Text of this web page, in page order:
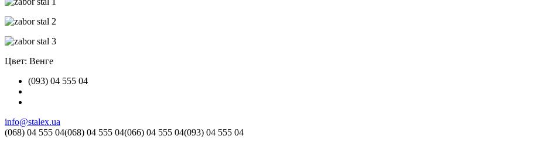
Цвет: Венге
(093) 04 555 04
info@stalex.ua
(068) 04 555 04(068) 04 555 04(066) 04 555 04(093) 04 555 04